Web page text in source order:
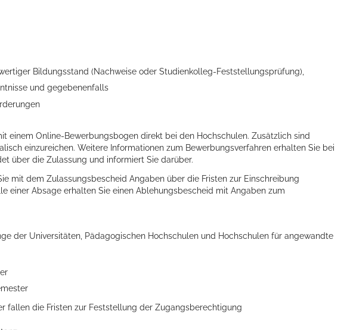
Meer im Wellenbecken oder doch lieber die pure Entspannung auf der
Bildungsstand (Nachweise oder Studienkolleg-Feststellungsprüfung),
und gegebenenfalls
einem Online-Bewerbungsbogen direkt bei den Hochschulen. Zusätzlich sind
einzureichen. Weitere Informationen zum Bewerbungsverfahren erhalten Sie bei
über die Zulassung und informiert Sie darüber.
mit dem Zulassungsbescheid Angaben über die Fristen zur Einschreibung
einer Absage erhalten Sie einen Ablehungsbescheid mit Angaben zum
der Universitäten, Pädagogischen Hochschulen und Hochschulen für angewandte
fallen die Fristen zur Feststellung der Zugangsberechtigung